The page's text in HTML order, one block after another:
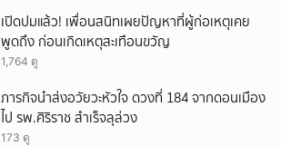
เปิดปมแล้ว! เพื่อนสนิทเผยปัญหาที่ผู้ก่อเหตุเคย
พูดถึง ก่อนเกิดเหตุสะเทือนขวัญ
1,764 ดู
ภารกิจนำส่งอวัยวะหัวใจ ดวงที่ 184 จากดอนเมือง
ไป รพ.ศิริราช สำเร็จลุล่วง
173 ดู